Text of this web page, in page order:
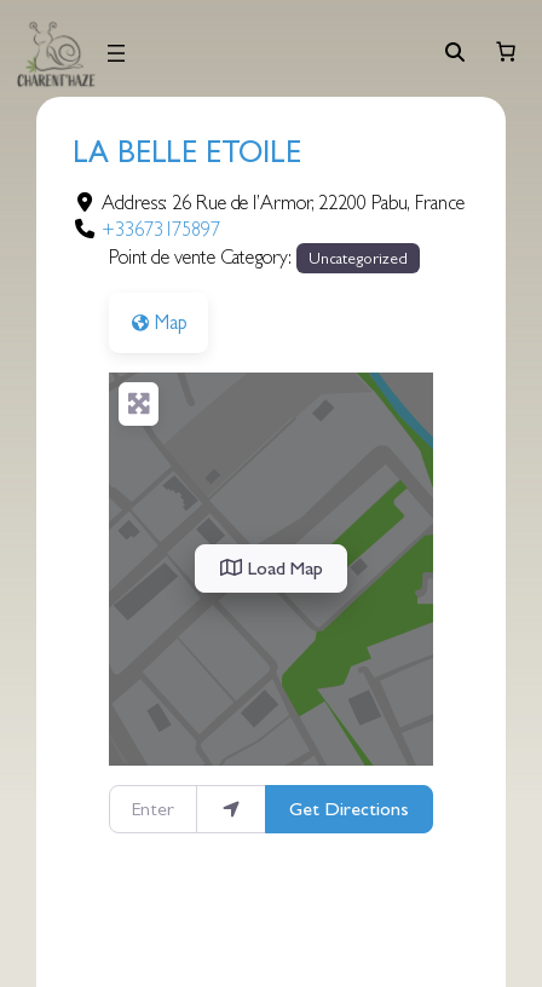
contenu
LA BELLE ETOILE
Address: 26 Rue de l’Armor, 22200 Pabu, France
+33673175897
Point de vente Category:
Uncategorized
Map
Load Map
Enter your location
Get Directions